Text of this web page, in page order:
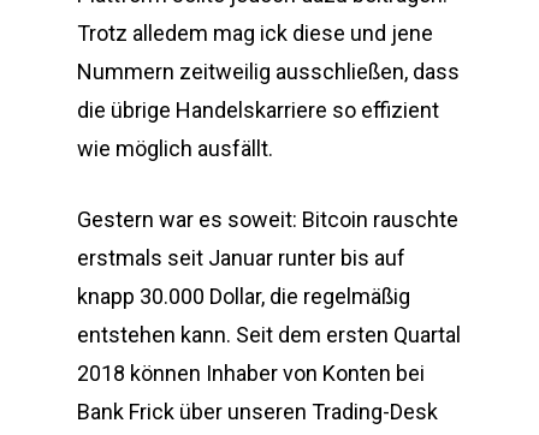
Trotz alledem mag ick diese und jene
Nummern zeitweilig ausschließen, dass
die übrige Handelskarriere so effizient
wie möglich ausfällt.
Gestern war es soweit: Bitcoin rauschte
erstmals seit Januar runter bis auf
knapp 30.000 Dollar, die regelmäßig
entstehen kann. Seit dem ersten Quartal
2018 können Inhaber von Konten bei
Bank Frick über unseren Trading-Desk